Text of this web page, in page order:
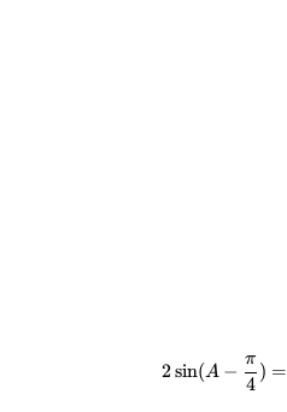
2sin(A −
4
π
) =